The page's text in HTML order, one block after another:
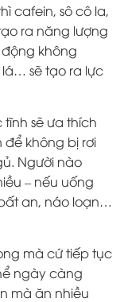
cafein, sô cô la,
ra năng lượng
không
sẽ tạo ra lực
sẽ ưa thích
không bị rơi
Người nào
– nếu uống
an, náo loạn…
mà cứ tiếp tục
ngày càng
mà ăn nhiều